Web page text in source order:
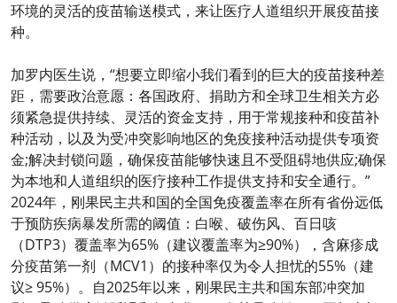
环境的灵活的疫苗输送模式，来让医疗人道组织开展疫苗接
种。
加罗内医生说，“想要立即缩小我们看到的巨大的疫苗接种差
距，需要政治意愿：各国政府、捐助方和全球卫生相关方必
须紧急提供持续、灵活的资金支持，用于常规接种和疫苗补
种活动，以及为受冲突影响地区的免疫接种活动提供专项资
金;解决封锁问题，确保疫苗能够快速且不受阻碍地供应;确保
为本地和人道组织的医疗接种工作提供支持和安全通行。”
2024年，刚果民主共和国的全国免疫覆盖率在所有省份远低
于预防疾病暴发所需的阈值：白喉、破伤风、百日咳
（DTP3）覆盖率为65%（建议覆盖率为≥90%），含麻疹成
分疫苗第一剂（MCV1）的接种率仅为令人担忧的55%（建
议≥ 95%）。自2025年以来，刚果民主共和国东部冲突加